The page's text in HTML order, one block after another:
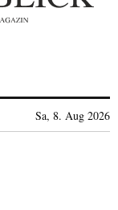
Sa, 8. Aug 2026